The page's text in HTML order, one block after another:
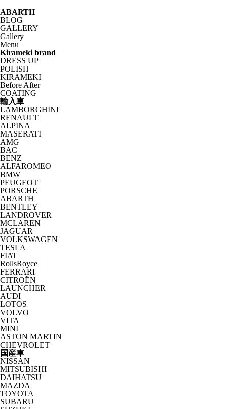
ABARTH
BLOG
GALLERY
Gallery
Menu
Kirameki brand
DRESS UP
POLISH
KIRAMEKI
Before After
COATING
輸入車
LAMBORGHINI
RENAULT
ALPINA
MASERATI
AMG
BAC
BENZ
ALFAROMEO
BMW
PEUGEOT
PORSCHE
ABARTH
BENTLEY
LANDROVER
MCLAREN
JAGUAR
VOLKSWAGEN
TESLA
FIAT
RollsRoyce
FERRARI
CITROËN
LAUNCHER
AUDI
LOTOS
VOLVO
VITA
MINI
ASTON MARTIN
CHEVROLET
国産車
NISSAN
MITSUBISHI
DAIHATSU
MAZDA
TOYOTA
SUBARU